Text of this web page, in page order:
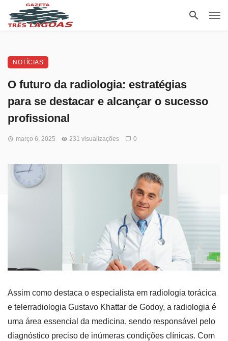
NOTÍCIAS
O futuro da radiologia: estratégias
para se destacar e alcançar o sucesso
profissional
março 6, 2025 231 visualizações 0
Assim como destaca o especialista em radiologia torácica
e telerradiologia Gustavo Khattar de Godoy, a radiologia é
uma área essencial da medicina, sendo responsável pelo
diagnóstico preciso de inúmeras condições clínicas. Com